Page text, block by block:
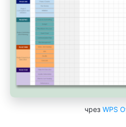
чрез WPS